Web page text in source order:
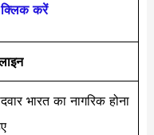
क्लिक करें
भारत का नागरिक होना